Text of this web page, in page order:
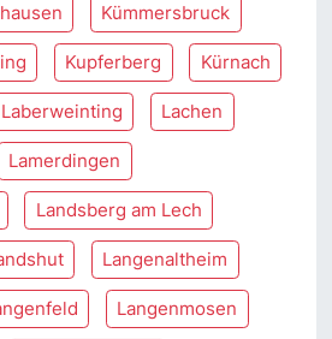
Kümmersbruck
Kupferberg Kürnach
Laberweinting Lachen
Lamerdingen
Landsberg am Lech
Langenaltheim
Langenmosen